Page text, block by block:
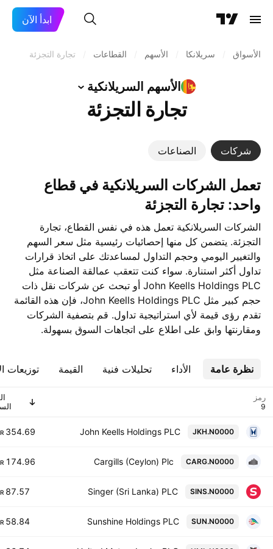
ابدأ الآن
الأسواق سريلانكا الأسهم القطاعات تجارة التجزئة
الأسهم السريلانكية
تجارة التجزئة
شركات الصناعات
تعمل ‎الشركات السريلانكية‎ في قطاع
واحد: تجارة التجزئة
الشركات السريلانكية تعمل هذه في نفس القطاع، تجارة
التجزئة. يتضمن كل منها إحصائيات رئيسية مثل سعر السهم
والتغيير اليومي وحجم التداول لمساعدتك على اتخاذ قرارات
تداول أكثر استنارة. سواء كنت تتعقب عمالقة الصناعة مثل
John Keells Holdings PLC أو تبحث عن شركات نقل ذات
حجم كبير مثل John Keells Holdings PLC، فإن هذه القائمة
تقدم رؤى قيمة لأي استراتيجية تداول. قم بتصفية الشركات
ومقارنتها وابق على اطلاع على اتجاهات السوق بسهولة.
نظرة عامة الأداء تحليلات فنية القيمة توزيعات
رمز
JKH.N0000
John Keells Holdings PLC
354.69 B
CARG.N0000
Cargills (Ceylon) Plc
174.96 B
SINS.N0000
Singer (Sri Lanka) PLC
87.57 B
SUN.N0000
Sunshine Holdings PLC
58.84 B